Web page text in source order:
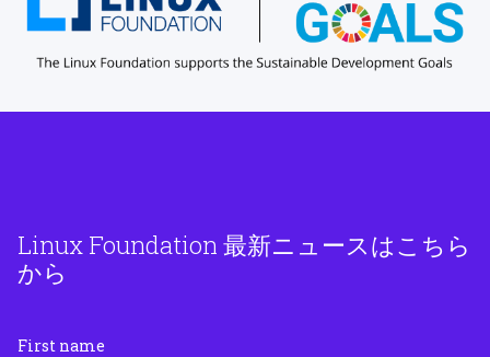
Linux Foundation 最新ニュースはこちら
から
First name